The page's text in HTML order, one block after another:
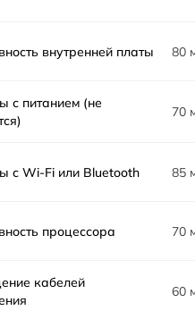
внутренней платы 80
с питанием (не
70
с Wi-Fi или Bluetooth 85
процессора 70
кабелей
60